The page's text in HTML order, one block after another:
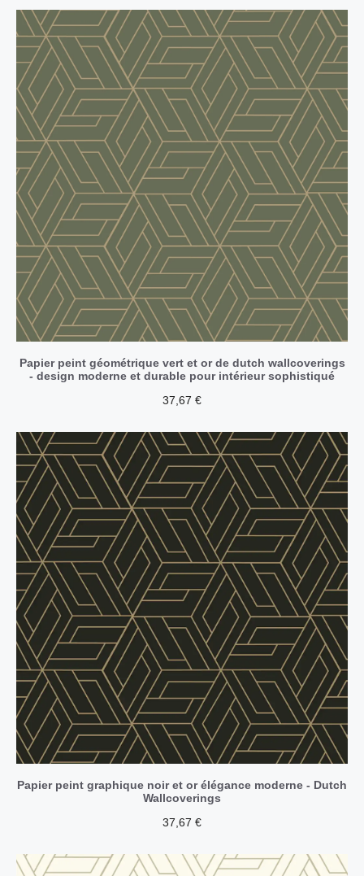
Papier peint géométrique vert et or de dutch wallcoverings
- design moderne et durable pour intérieur sophistiqué
37,67 €
Papier peint graphique noir et or élégance moderne - Dutch
Wallcoverings
37,67 €